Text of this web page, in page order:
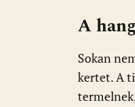
A
Sokan
kertet. A